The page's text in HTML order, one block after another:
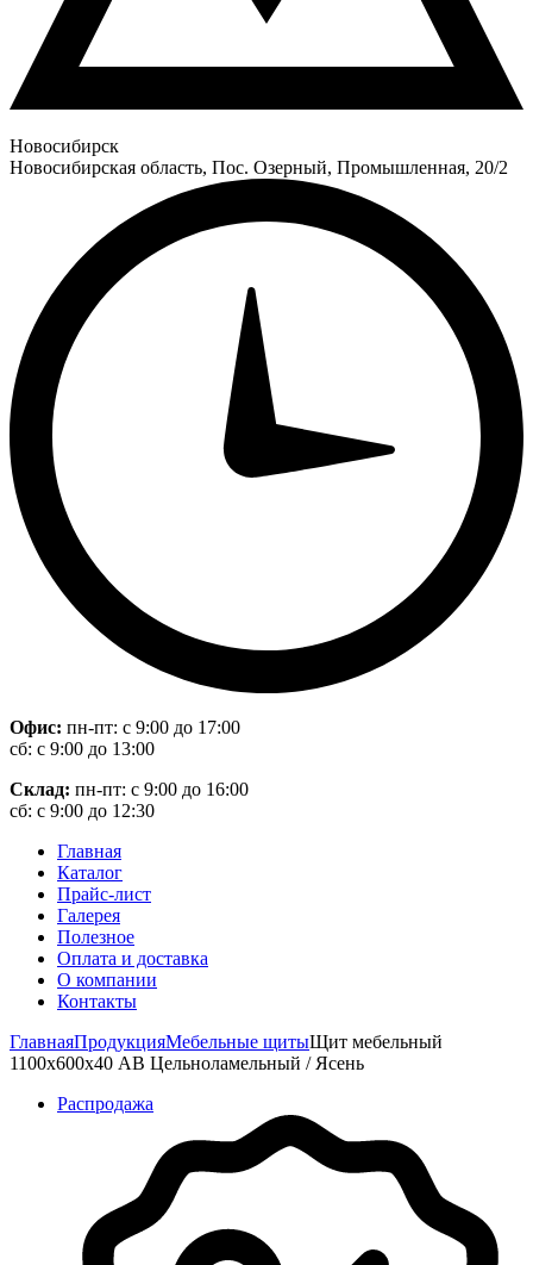
Новосибирск
Новосибирская область, Пос. Озерный, Промышленная, 20/2
Офис: пн-пт: с 9:00 до 17:00
сб: с 9:00 до 13:00
Склад: пн-пт: с 9:00 до 16:00
сб: с 9:00 до 12:30
Главная
Каталог
Прайс-лист
Галерея
Полезное
Оплата и доставка
О компании
Контакты
ГлавнаяПродукцияМебельные щитыЩит мебельный
1100х600х40 АВ Цельноламельный / Ясень
Распродажа